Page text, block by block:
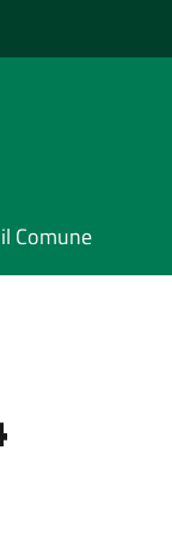
Comune